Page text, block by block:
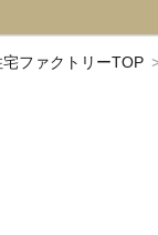
ファクトリーTOP